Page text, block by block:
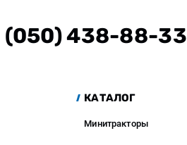
(050) 438-88-33
КАТАЛОГ
Минитракторы